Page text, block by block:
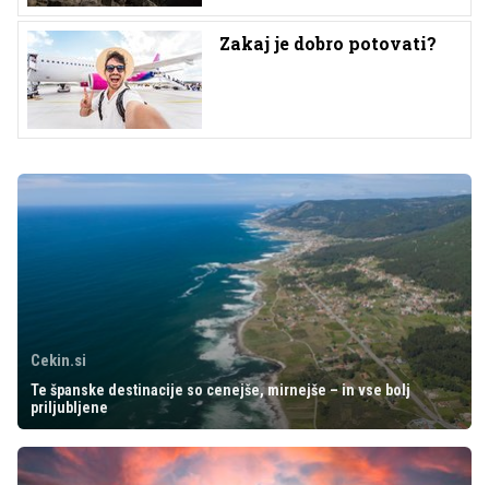
Zakaj je dobro potovati?
Cekin.si
Te španske destinacije so cenejše, mirnejše – in vse bolj
priljubljene